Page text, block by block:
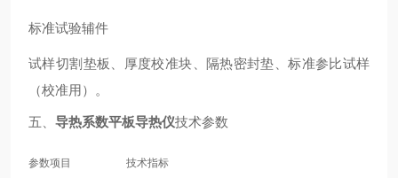
标准试验辅件
试样切割垫板、厚度校准块、隔热密封垫、标准参比试样
（校准用）。
五、 导热系数平板导热仪技术参数
参数项目 技术指标